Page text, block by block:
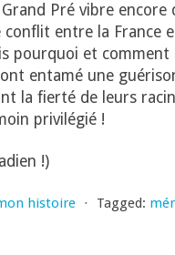
Pré vibre encore
conflit entre la France
pourquoi et
entamé une
la fierté de leurs
privilégié !
!)
histoire ⋅ Tagged: